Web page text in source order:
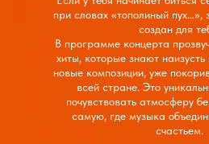
при словах «тополиный пух…»,
создан для
В программе концерта
хиты, которые знают
новые композиции, уже
всей стране. Это
почувствовать атмосферу
самую, где музыка
счастьем.